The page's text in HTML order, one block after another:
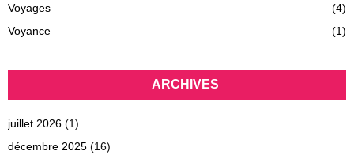
Voyages
(4)
Voyance
(1)
ARCHIVES
juillet 2026 (1)
décembre 2025 (16)